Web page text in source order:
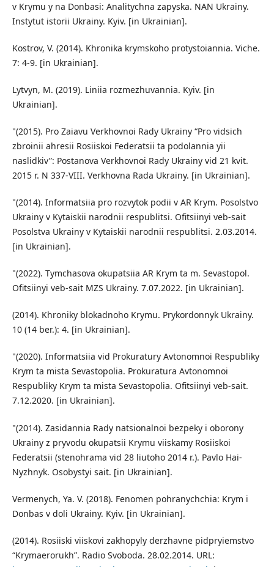
v Krymu y na Donbasi: Analitychna zapyska. NAN Ukrainy.
Instytut istorii Ukrainy. Kyiv. [in Ukrainian].
Kostrov, V. (2014). Khronika krymskoho protystoiannia. Viche.
7: 4-9. [in Ukrainian].
Lytvyn, M. (2019). Liniia rozmezhuvannia. Kyiv. [in
Ukrainian].
"(2015). Pro Zaiavu Verkhovnoi Rady Ukrainy “Pro vidsich
zbroinii ahresii Rosiiskoi Federatsii ta podolannia yii
naslidkiv”: Postanova Verkhovnoi Rady Ukrainy vid 21 kvit.
2015 r. N 337-VIII. Verkhovna Rada Ukrainy. [in Ukrainian].
"(2014). Informatsiia pro rozvytok podii v AR Krym. Posolstvo
Ukrainy v Kytaiskii narodnii respublitsi. Ofitsiinyi veb-sait
Posolstva Ukrainy v Kytaiskii narodnii respublitsi. 2.03.2014.
[in Ukrainian].
"(2022). Tymchasova okupatsiia AR Krym ta m. Sevastopol.
Ofitsiinyi veb-sait MZS Ukrainy. 7.07.2022. [in Ukrainian].
(2014). Khroniky blokadnoho Krymu. Prykordonnyk Ukrainy.
10 (14 ber.): 4. [in Ukrainian].
"(2020). Informatsiia vid Prokuratury Avtonomnoi Respubliky
Krym ta mista Sevastopolia. Prokuratura Avtonomnoi
Respubliky Krym ta mista Sevastopolia. Ofitsiinyi veb-sait.
7.12.2020. [in Ukrainian].
"(2014). Zasidannia Rady natsionalnoi bezpeky i oborony
Ukrainy z pryvodu okupatsii Krymu viiskamy Rosiiskoi
Federatsii (stenohrama vid 28 liutoho 2014 r.). Pavlo Hai-
Nyzhnyk. Osobystyi sait. [in Ukrainian].
Vermenych, Ya. V. (2018). Fenomen pohranychchia: Krym i
Donbas v doli Ukrainy. Kyiv. [in Ukrainian].
(2014). Rosiiski viiskovi zakhopyly derzhavne pidpryiemstvo
“Krymaerorukh”. Radio Svoboda. 28.02.2014. URL: